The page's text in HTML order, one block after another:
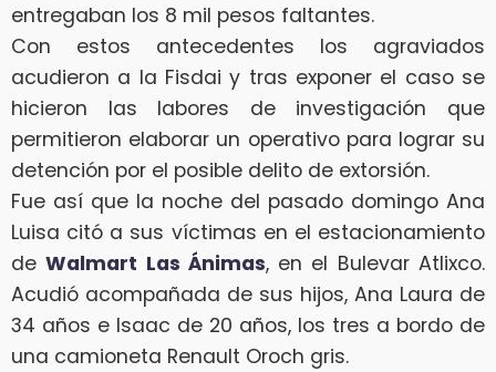
entregaban los 8 mil pesos faltantes.
Con estos antecedentes los agraviados
acudieron a la Fisdai y tras exponer el caso se
hicieron las labores de investigación que
permitieron elaborar un operativo para lograr su
detención por el posible delito de extorsión.
Fue así que la noche del pasado domingo Ana
Luisa citó a sus víctimas en el estacionamiento
deWalmart Las Ánimas, en el Bulevar Atlixco.
Acudió acompañada de sus hijos, Ana Laura de
34 años e Isaac de 20 años, los tres a bordo de
una camioneta Renault Oroch gris.